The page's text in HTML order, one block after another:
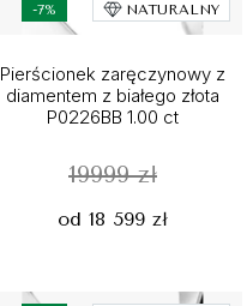
-7% NATURALNY
Pierścionek zaręczynowy z
diamentem z białego złota
P0226BB 1.00 ct
19999 zł
od 18 599 zł